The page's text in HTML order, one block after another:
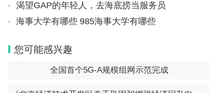
渴望GAP的年轻人，去海底捞当服务员
海事大学有哪些 985海事大学有哪些
您可能感兴趣
全国首个5G-A规模组网示范完成